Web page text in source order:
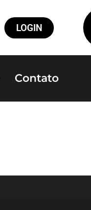
LOGIN
Contato